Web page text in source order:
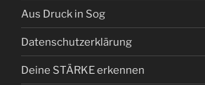
Aus Druck in Sog
Datenschutzerklärung
Deine STÄRKE erkennen